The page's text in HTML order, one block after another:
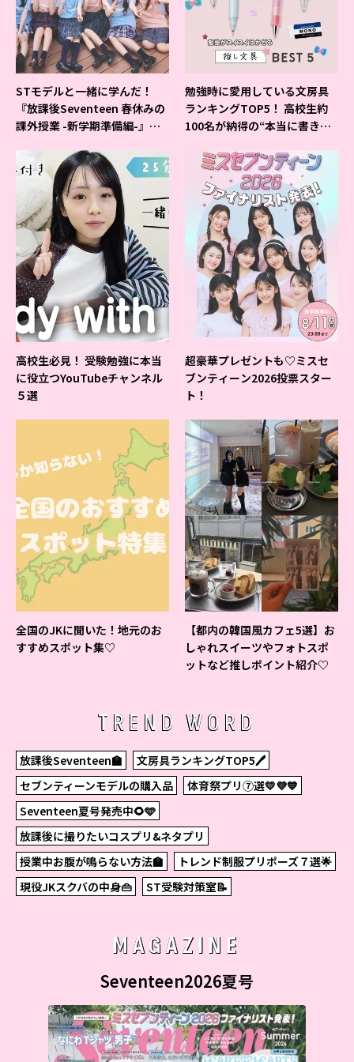
STモデルと一緒に学んだ！
『放課後Seventeen 春休みの
課外授業 -新学期準備編-』イ
勉強時に愛用している文房具
ランキングTOP5！ 高校生約
100名が納得の“本当に書きや
高校生必見！ 受験勉強に本当
に役立つYouTubeチャンネル
５選
超豪華プレゼントも♡ミスセ
ブンティーン2026投票スター
ト！
全国のJKに聞いた！地元のお
すすめスポット集♡
【都内の韓国風カフェ5選】お
しゃれスイーツやフォトスポ
ットなど推しポイント紹介♡
TREND WORD
放課後Seventeen🏫
文房具ランキングTOP5🖊
セブンティーンモデルの購入品
体育祭プリ⑦選💛💜💙
Seventeen夏号発売中🌻🩵
放課後に撮りたいコスプリ&ネタプリ
授業中お腹が鳴らない方法🏫
トレンド制服プリポーズ７選🌟
現役JKスクバの中身👜
ST受験対策室📝
MAGAZINE
Seventeen2026夏号